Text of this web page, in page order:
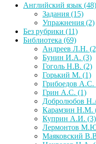
Английский язык (48)
Задания (15)
Упражнения (2)
Без рубрики (11)
Библиотека (69)
Андреев Л.Н.
Бунин И.А. (3)
Гоголь Н.В. (2)
Горький М. (1)
Грибоедов А.С.
Грин А.С. (1)
Добролюбов
Карамзин Н.М.
Куприн А.И. (3)
Лермонтов
Маяковский